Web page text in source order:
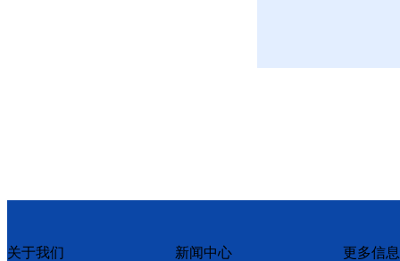
关于我们 新闻中心 更多信息